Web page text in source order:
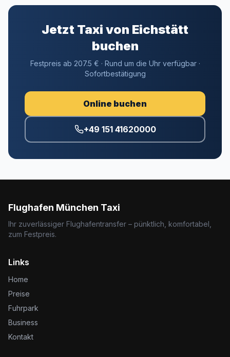
Jetzt Taxi von Eichstätt
buchen
Festpreis ab 207.5 € · Rund um die Uhr verfügbar ·
Sofortbestätigung
Online buchen
+49 151 41620000
Flughafen München Taxi
Ihr zuverlässiger Flughafentransfer – pünktlich, komfortabel,
zum Festpreis.
Links
Home
Preise
Fuhrpark
Business
Kontakt